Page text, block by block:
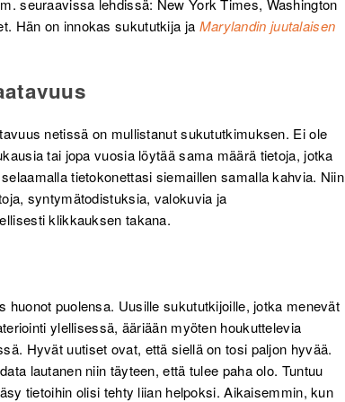
seuraavissa lehdissä: New York Times, Washington
Hän on innokas sukututkija ja Marylandin juutalaisen
netissä on mullistanut sukututkimuksen. Ei ole
tai jopa vuosia löytää sama määrä tietoja, jotka
tietokonettasi siemaillen samalla kahvia. Niin
syntymätodistuksia, valokuvia ja
klikkauksen takana.
huonot puolensa. Uusille sukututkijoille, jotka menevät
ylellisessä, ääriään myöten houkuttelevia
Hyvät uutiset ovat, että siellä on tosi paljon hyvää.
lautanen niin täyteen, että tulee paha olo. Tuntuu
tietoihin olisi tehty liian helpoksi. Aikaisemmin, kun